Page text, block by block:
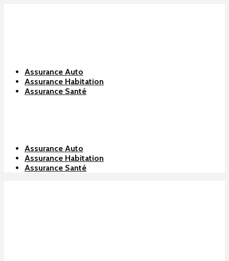
Assurance Auto
Assurance Habitation
Assurance Santé
Assurance Auto
Assurance Habitation
Assurance Santé